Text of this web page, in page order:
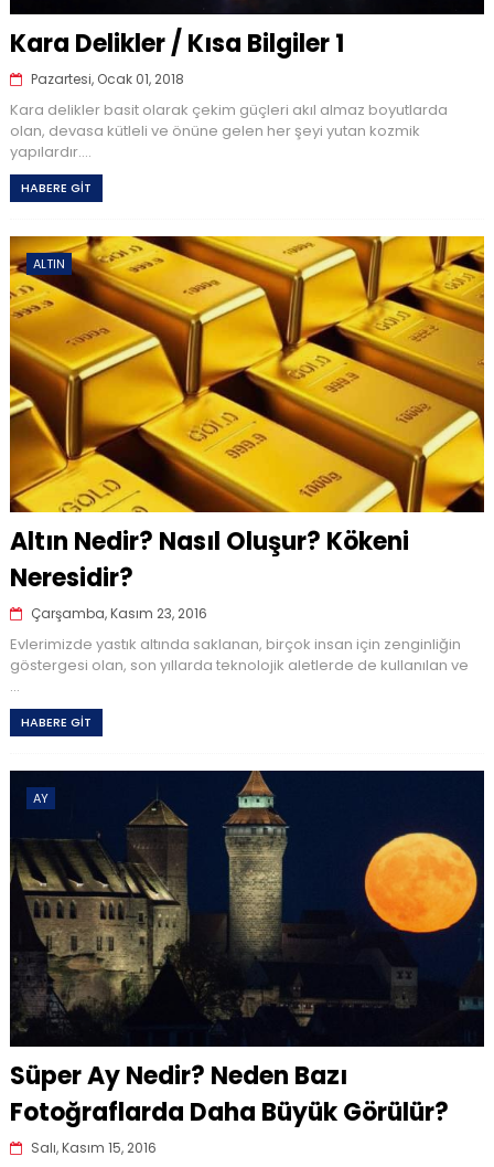
Kara Delikler / Kısa Bilgiler 1
Pazartesi, Ocak 01, 2018
Kara delikler basit olarak çekim güçleri akıl almaz boyutlarda
olan, devasa kütleli ve önüne gelen her şeyi yutan kozmik
yapılardır....
HABERE GİT
ALTIN
Altın Nedir? Nasıl Oluşur? Kökeni
Neresidir?
Çarşamba, Kasım 23, 2016
Evlerimizde yastık altında saklanan, birçok insan için zenginliğin
göstergesi olan, son yıllarda teknolojik aletlerde de kullanılan ve
...
HABERE GİT
AY
Süper Ay Nedir? Neden Bazı
Fotoğraflarda Daha Büyük Görülür?
Salı, Kasım 15, 2016